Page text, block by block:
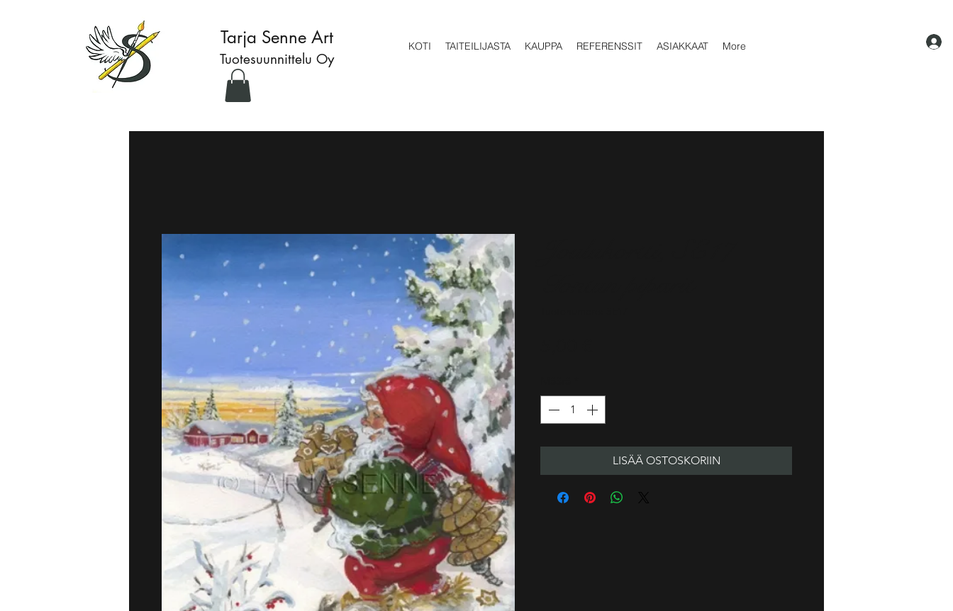
Tarja Senne Art
Tuotesuunnittelu Oy
KOTI TAITEILIJASTA KAUPPA REFERENSSIT ASIAKKAAT More
LISÄÄ OSTOSKORIIN